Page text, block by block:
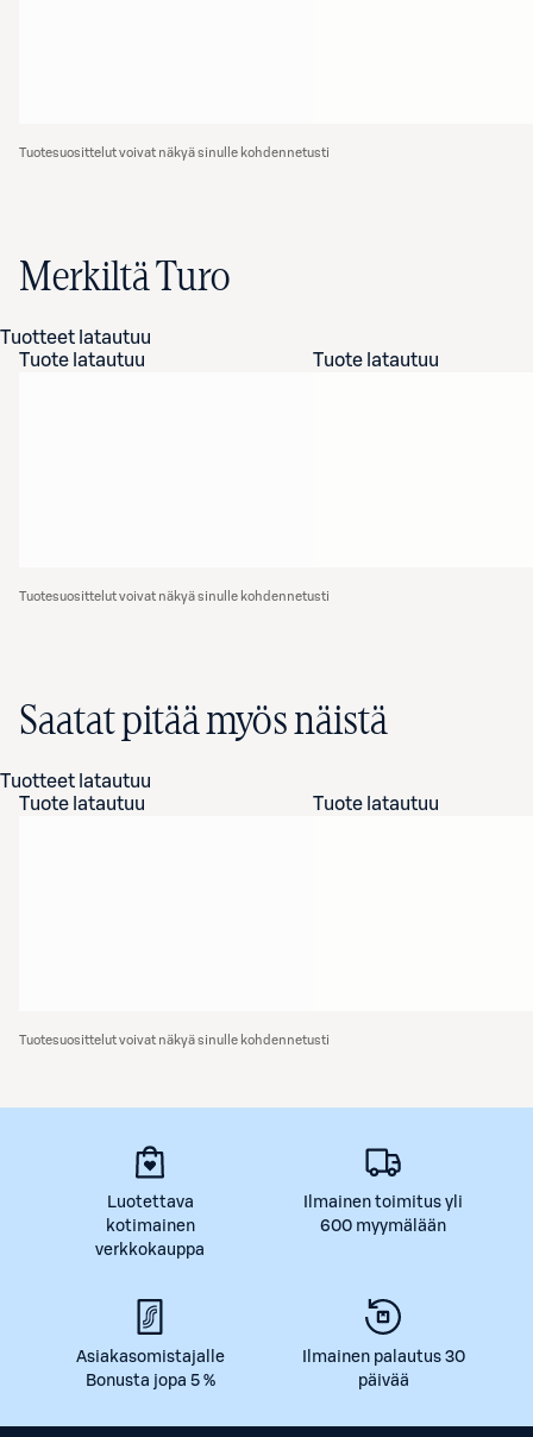
Tuotesuosittelut voivat näkyä sinulle kohdennetusti
Merkiltä Turo
Tuotteet latautuu
Tuote latautuu
Tuote latautuu
Tuotesuosittelut voivat näkyä sinulle kohdennetusti
Saatat pitää myös näistä
Tuotteet latautuu
Tuote latautuu
Tuote latautuu
Tuotesuosittelut voivat näkyä sinulle kohdennetusti
Luotettava
kotimainen
verkkokauppa
Ilmainen toimitus yli
600 myymälään
Asiakasomistajalle
Bonusta jopa 5 %
Ilmainen palautus 30
päivää